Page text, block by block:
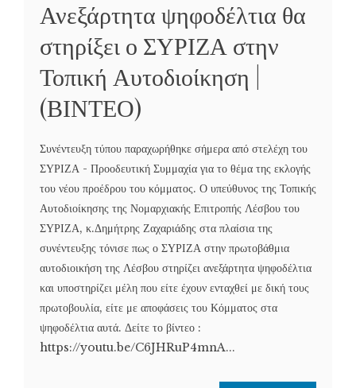
Ανεξάρτητα ψηφοδέλτια θα
στηρίξει ο ΣΥΡΙΖΑ στην
Τοπική Αυτοδιοίκηση |
(ΒΙΝΤΕΟ)
Συνέντευξη τύπου παραχωρήθηκε σήμερα από στελέχη του
ΣΥΡΙΖΑ - Προοδευτική Συμμαχία για το θέμα της εκλογής
του νέου προέδρου του κόμματος. Ο υπεύθυνος της Τοπικής
Αυτοδιοίκησης της Νομαρχιακής Επιτροπής Λέσβου του
ΣΥΡΙΖΑ, κ.Δημήτρης Ζαχαριάδης στα πλαίσια της
συνέντευξης τόνισε πως ο ΣΥΡΙΖΑ στην πρωτοβάθμια
αυτοδιοικήση της Λέσβου στηρίζει ανεξάρτητα ψηφοδέλτια
και υποστηρίζει μέλη που είτε έχουν ενταχθεί με δική τους
πρωτοβουλία, είτε με αποφάσεις του Κόμματος στα
ψηφοδέλτια αυτά. Δείτε το βίντεο :
https://youtu.be/C6JHRuP4mnA...